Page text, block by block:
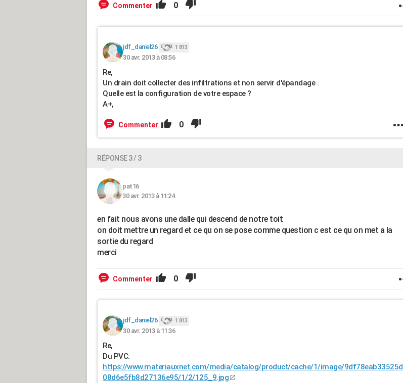
Commenter 0
jdf_daniel26 1 813
30 avr. 2013 à 08:56
Re,
Un drain doit collecter des infiltrations et non servir d'épandage .
Quelle est la configuration de votre espace ?
A+,
Commenter 0
RÉPONSE 3 / 3
pat16
30 avr. 2013 à 11:24
en fait nous avons une dalle qui descend de notre toit
on doit mettre un regard et ce qu on se pose comme question c est ce qu on met a la
sortie du regard
merci
Commenter 0
jdf_daniel26 1 813
30 avr. 2013 à 11:36
Re,
Du PVC:
https://www.materiauxnet.com/media/catalog/product/cache/1/image/9df78eab33525d
08d6e5fb8d27136e95/1/2/125_9.jpg